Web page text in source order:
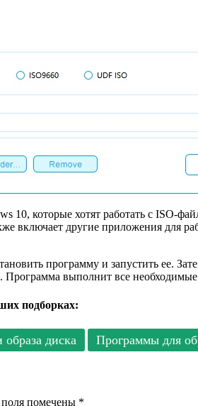
10, которые хотят работать с
включает другие приложения
программу и запустить ее.
выполнит все необходимые
подборках:
диска Программы для
помечены *